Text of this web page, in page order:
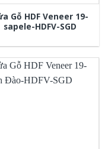
Gỗ HDF Veneer 19-
sapele-HDFV-SGD